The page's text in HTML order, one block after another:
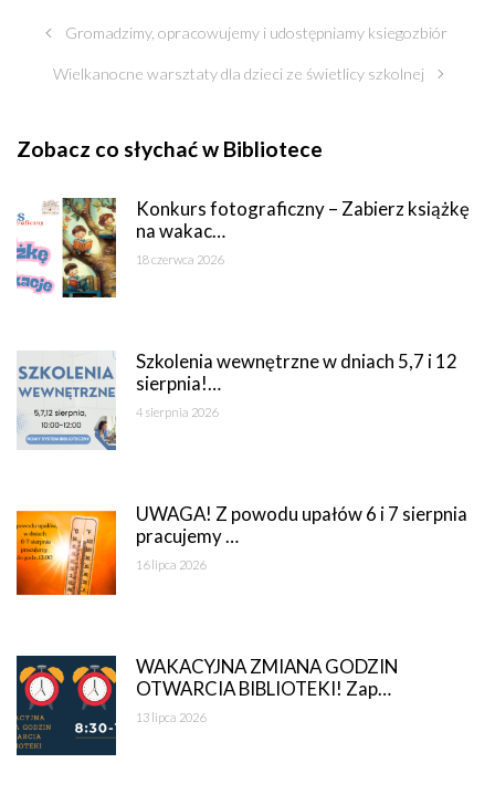
Gromadzimy, opracowujemy i udostępniamy ksiegozbiór
Wielkanocne warsztaty dla dzieci ze świetlicy szkolnej
Zobacz co słychać w Bibliotece
Konkurs fotograficzny – Zabierz książkę
na wakac…
18 czerwca 2026
Szkolenia wewnętrzne w dniach 5,7 i 12
sierpnia!…
4 sierpnia 2026
UWAGA! Z powodu upałów 6 i 7 sierpnia
pracujemy …
16 lipca 2026
WAKACYJNA ZMIANA GODZIN
OTWARCIA BIBLIOTEKI! Zap…
13 lipca 2026